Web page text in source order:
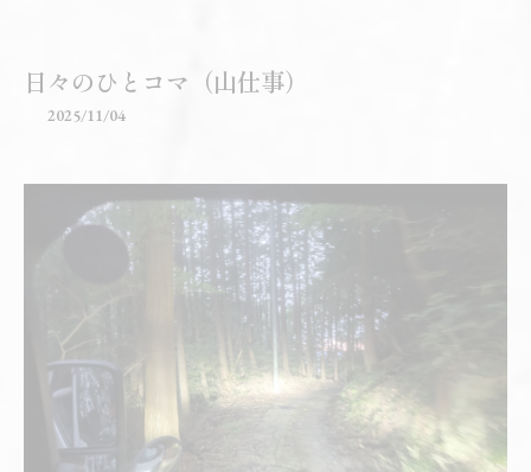
日々のひとコマ（山仕事）
2025/11/04